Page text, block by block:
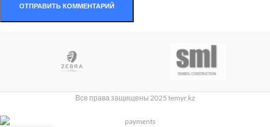
Все права защищены 2025 temyr.kz